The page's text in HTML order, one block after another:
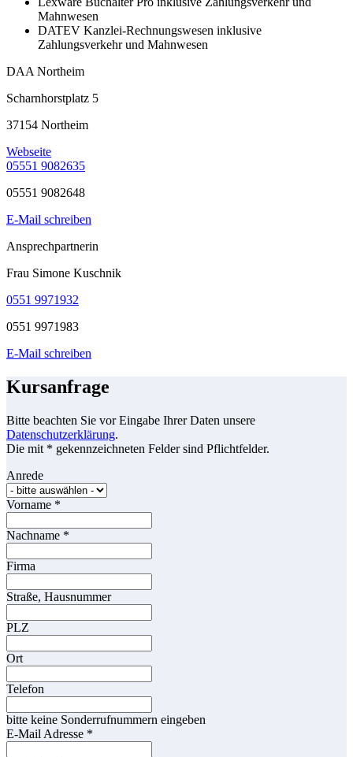
Mahnwesen
DATEV Kanzlei-Rechnungswesen inklusive
Zahlungsverkehr und Mahnwesen
DAA Northeim
Scharnhorstplatz 5
37154 Northeim
Webseite
05551 9082635
05551 9082648
E-Mail schreiben
Ansprechpartnerin
Frau Simone Kuschnik
0551 9971932
0551 9971983
E-Mail schreiben
Kursanfrage
Bitte beachten Sie vor Eingabe Ihrer Daten unsere
Datenschutzerklärung.
Die mit * gekennzeichneten Felder sind Pflichtfelder.
Anrede
Vorname *
Nachname *
Firma
Straße, Hausnummer
PLZ
Ort
Telefon
bitte keine Sonderrufnummern eingeben
E-Mail Adresse *